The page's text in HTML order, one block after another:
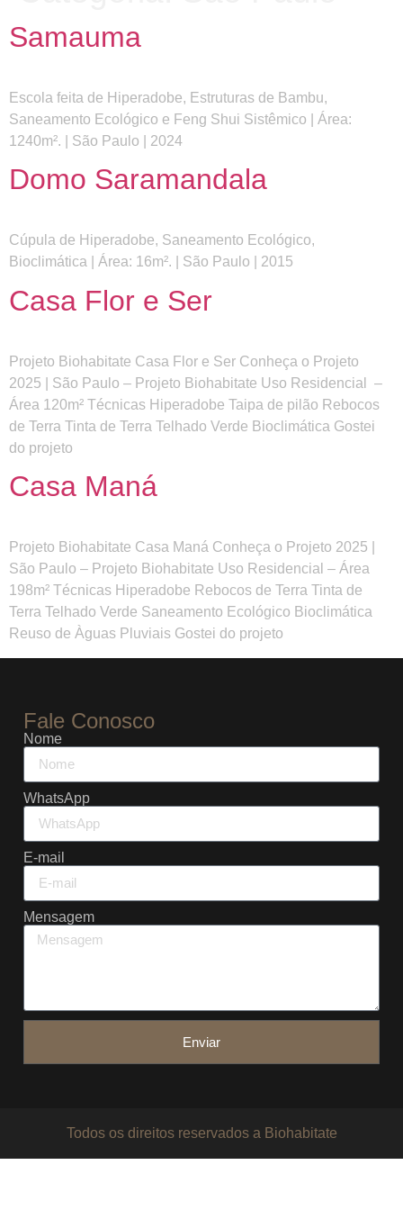
Samauma
Escola feita de Hiperadobe, Estruturas de Bambu,
Saneamento Ecológico e Feng Shui Sistêmico | Área:
1240m². | São Paulo | 2024
Domo Saramandala
Cúpula de Hiperadobe, Saneamento Ecológico,
Bioclimática | Área: 16m². | São Paulo | 2015
Casa Flor e Ser
Projeto Biohabitate Casa Flor e Ser Conheça o Projeto
2025 | São Paulo – Projeto Biohabitate Uso Residencial –
Área 120m² Técnicas Hiperadobe Taipa de pilão Rebocos
de Terra Tinta de Terra Telhado Verde Bioclimática Gostei
do projeto
Casa Maná
Projeto Biohabitate Casa Maná Conheça o Projeto 2025 |
São Paulo – Projeto Biohabitate Uso Residencial – Área
198m² Técnicas Hiperadobe Rebocos de Terra Tinta de
Terra Telhado Verde Saneamento Ecológico Bioclimática
Reuso de Àguas Pluviais Gostei do projeto
Fale Conosco
Nome
WhatsApp
E-mail
Mensagem
Enviar
Todos os direitos reservados a Biohabitate